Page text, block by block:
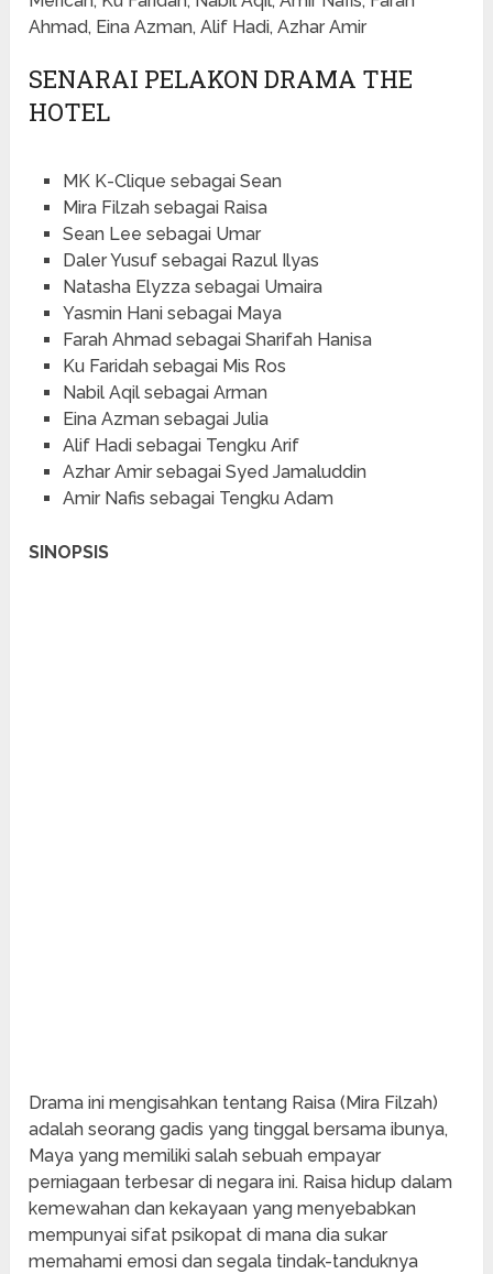
Ahmad, Eina Azman, Alif Hadi, Azhar Amir
SENARAI PELAKON DRAMA THE
HOTEL
MK K-Clique sebagai Sean
Mira Filzah sebagai Raisa
Sean Lee sebagai Umar
Daler Yusuf sebagai Razul Ilyas
Natasha Elyzza sebagai Umaira
Yasmin Hani sebagai Maya
Farah Ahmad sebagai Sharifah Hanisa
Ku Faridah sebagai Mis Ros
Nabil Aqil sebagai Arman
Eina Azman sebagai Julia
Alif Hadi sebagai Tengku Arif
Azhar Amir sebagai Syed Jamaluddin
Amir Nafis sebagai Tengku Adam
SINOPSIS
Drama ini mengisahkan tentang Raisa (Mira Filzah)
adalah seorang gadis yang tinggal bersama ibunya,
Maya yang memiliki salah sebuah empayar
perniagaan terbesar di negara ini. Raisa hidup dalam
kemewahan dan kekayaan yang menyebabkan
mempunyai sifat psikopat di mana dia sukar
memahami emosi dan segala tindak-tanduknya